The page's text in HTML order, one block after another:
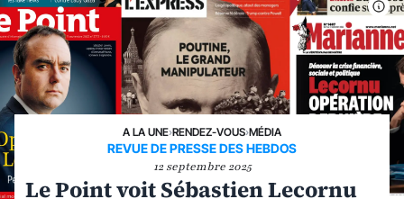
A LA UNE›RENDEZ-VOUS›MÉDIA
REVUE DE PRESSE DES HEBDOS
12 septembre 2025
Le Point voit Sébastien Lecornu